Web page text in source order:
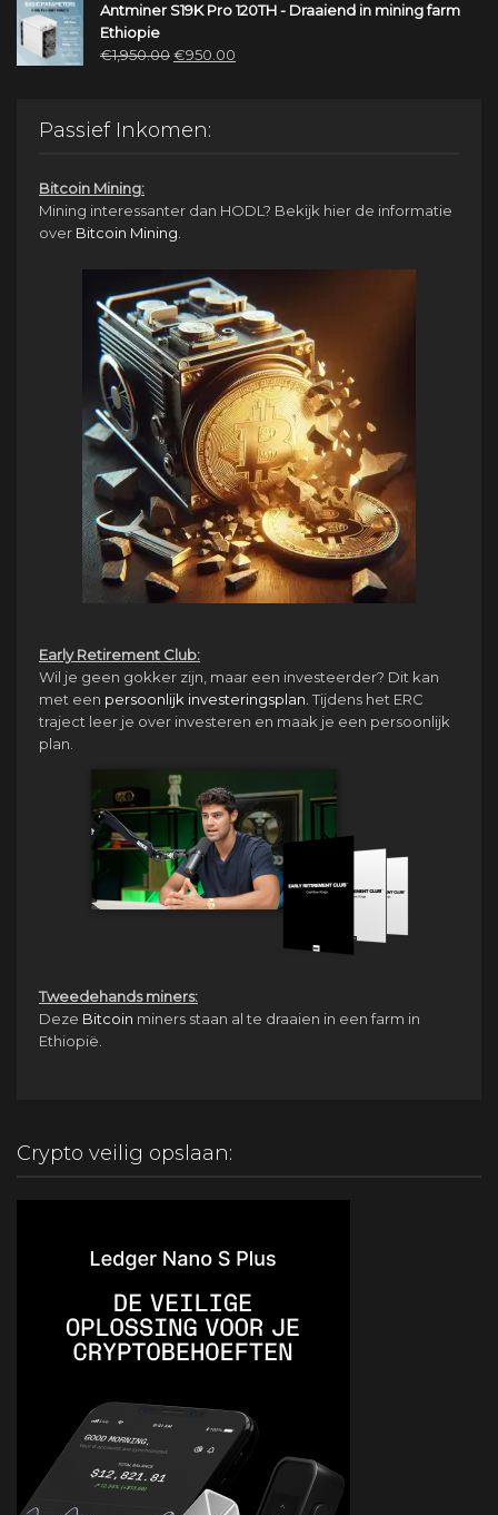
Antminer S19K Pro 120TH - Draaiend in mining farm
Ethiopie
€1,950.00Oorspronkelijke
€950.00
Passief Inkomen:
Bitcoin Mining:
Mining interessanter dan HODL? Bekijk hier de informatie
over Bitcoin Mining
Early Retirement Club:
Wil je geen gokker zijn, maar een investeerder? Dit kan
met een persoonlijk investeringsplan. Tijdens het ERC
traject leer je over investeren en maak je een persoonlijk
plan.
Tweedehands miners:
Deze Bitcoin miners staan al te draaien in een farm in
Ethiopië.
Crypto veilig opslaan: